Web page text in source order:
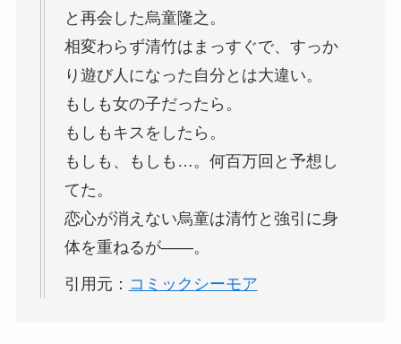
と再会した烏童隆之。
相変わらず清竹はまっすぐで、すっか
り遊び人になった自分とは大違い。
もしも女の子だったら。
もしもキスをしたら。
もしも、もしも…。何百万回と予想し
てた。
恋心が消えない烏童は清竹と強引に身
体を重ねるが――。
引用元： コミックシーモア